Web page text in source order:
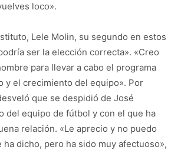
loco».
Lele Molin, su segundo en estos
ser la elección correcta». «Creo
para llevar a cabo el programa
y el crecimiento del equipo». Por
que se despidió de José
del equipo de fútbol y con el que ha
relación. «Le aprecio y no puedo
ha dicho, pero ha sido muy afectuoso»,